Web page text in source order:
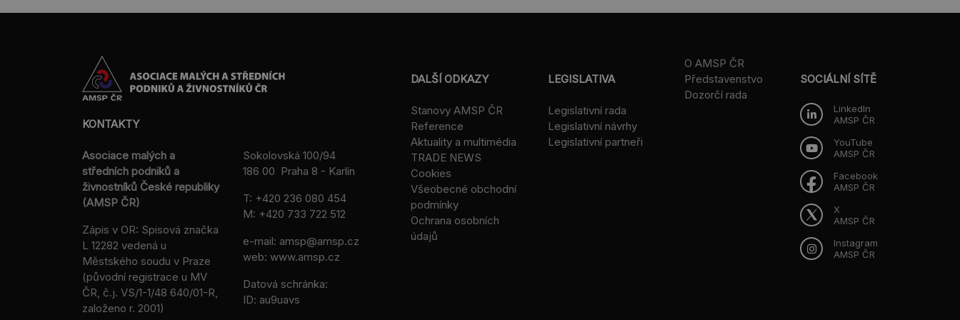
KONTAKTY
Asociace malých a
středních podniků a
živnostníků České republiky
(AMSP ČR)
Zápis v OR: Spisová značka
L 12282 vedená u
Městského soudu v Praze
(původní registrace u MV
ČR, č.j. VS/1-1/48 640/01-R,
založeno r. 2001)
Sokolovská 100/94
186 00 Praha 8 - Karlín
T: +420 236 080 454
M: +420 733 722 512
e-mail: amsp@amsp.cz
web: www.amsp.cz
Datová schránka:
ID: au9uavs
DALŠÍ ODKAZY
Stanovy AMSP ČR
Reference
Aktuality a multimédia
TRADE NEWS
Cookies
Všeobecné obchodní
podmínky
Ochrana osobních
údajů
LEGISLATIVA
Legislativní rada
Legislativní návrhy
Legislativní partneři
O AMSP ČR
Představenstvo
Dozorčí rada
SOCIÁLNÍ SÍTĚ
LinkedIn
AMSP ČR
YouTube
AMSP ČR
Facebook
AMSP ČR
X
AMSP ČR
Instagram
AMSP ČR